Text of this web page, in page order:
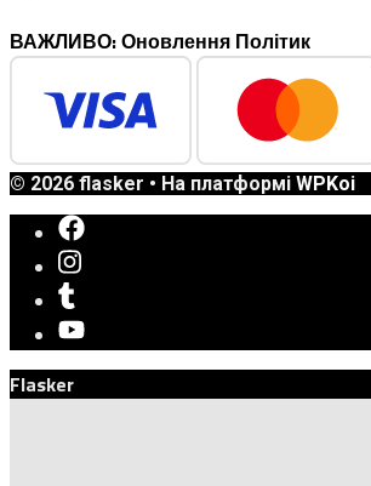
ВАЖЛИВО: Оновлення Політик
© 2026 flasker • На платформі WPKoi
Flasker